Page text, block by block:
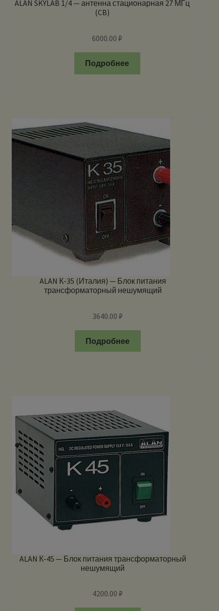
ALAN SKYLAB 1/4 — антенна стационарная 27 МГц
(CB)
6000.00₽
Подробнее
ALAN К-35 (Италия) — Блок питания
трансформаторный нешумящий
3640.00₽
Подробнее
ALAN К-45 — Блок питания трансформаторный
нешумящий
4200.00₽